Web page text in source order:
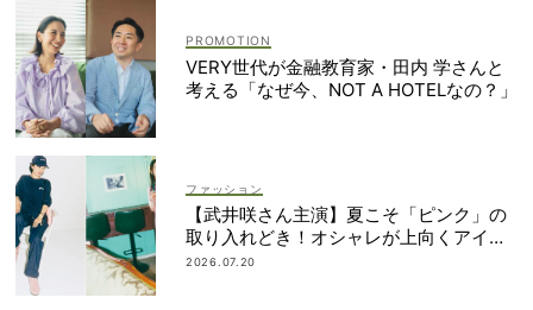
VERY世代が金融教育家・田内 学さんと
考える「なぜ今、NOT A HOTELなの？」
ファッション
【武井咲さん主演】夏こそ「ピンク」の
取り入れどき！オシャレが上向くアイデ
ィア6選
2026.07.20